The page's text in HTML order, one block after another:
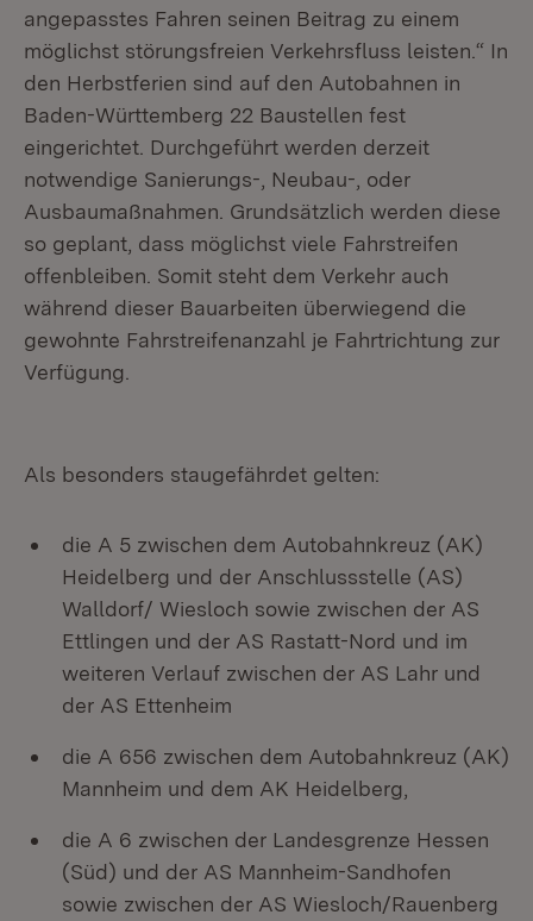
angepasstes Fahren seinen Beitrag zu einem
möglichst störungsfreien Verkehrsfluss leisten.“ In
den Herbstferien sind auf den Autobahnen in
Baden-Württemberg 22 Baustellen fest
eingerichtet. Durchgeführt werden derzeit
notwendige Sanierungs-, Neubau-, oder
Ausbaumaßnahmen. Grundsätzlich werden diese
so geplant, dass möglichst viele Fahrstreifen
offenbleiben. Somit steht dem Verkehr auch
während dieser Bauarbeiten überwiegend die
gewohnte Fahrstreifenanzahl je Fahrtrichtung zur
Verfügung.
Als besonders staugefährdet gelten:
die A 5 zwischen dem Autobahnkreuz (AK)
Heidelberg und der Anschlussstelle (AS)
Walldorf/ Wiesloch sowie zwischen der AS
Ettlingen und der AS Rastatt-Nord und im
weiteren Verlauf zwischen der AS Lahr und
der AS Ettenheim
die A 656 zwischen dem Autobahnkreuz (AK)
Mannheim und dem AK Heidelberg,
die A 6 zwischen der Landesgrenze Hessen
(Süd) und der AS Mannheim-Sandhofen
sowie zwischen der AS Wiesloch/Rauenberg